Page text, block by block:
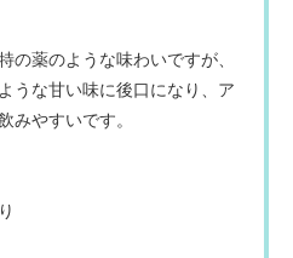
の薬のような味わいですが、
うな甘い味に後口になり、ア
みやすいです。